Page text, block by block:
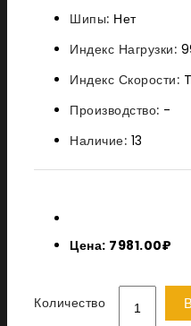
Шипы: Нет
Индекс Нагрузки:
Индекс Скорости: T
Производство: -
Наличие: 13
Цена: 7981.00₽
Количество